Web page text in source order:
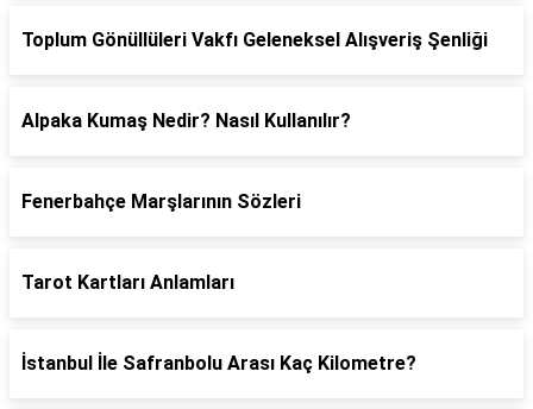
Toplum Gönüllüleri Vakfı Geleneksel Alışveriş Şenliği
Alpaka Kumaş Nedir? Nasıl Kullanılır?
Fenerbahçe Marşlarının Sözleri
Tarot Kartları Anlamları
İstanbul İle Safranbolu Arası Kaç Kilometre?